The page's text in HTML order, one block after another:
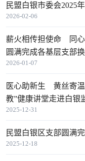
2026-02-06
民盟白银市委会2025
2026-01-07
薪火相传担使命 同
圆满完成各基层支部
2025-12-31
医心助新生 黄丝寄
教”健康讲堂走进白银
2025-12-18
民盟白银区支部圆满